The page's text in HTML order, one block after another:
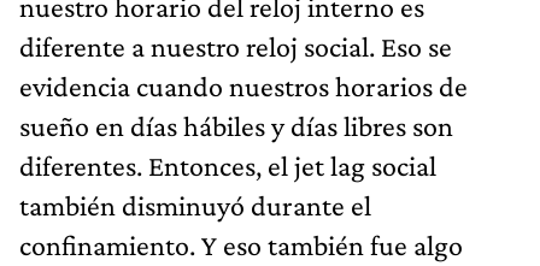
diferente a nuestro reloj social. Eso se
evidencia cuando nuestros horarios de
sueño en días hábiles y días libres son
diferentes. Entonces, el jet lag social
también disminuyó durante el
confinamiento. Y eso también fue algo